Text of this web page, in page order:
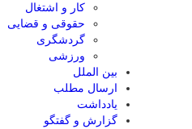
کار و اشتغال
حقوقی و قضایی
گردشگری
ورزشی
بین الملل
ارسال مطلب
یادداشت
گزارش و گفتگو